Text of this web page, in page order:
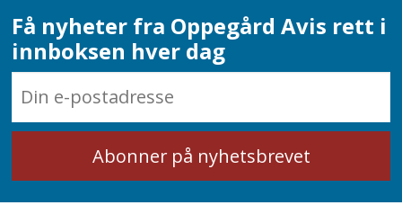
Få nyheter fra Oppegård Avis rett i
innboksen hver dag